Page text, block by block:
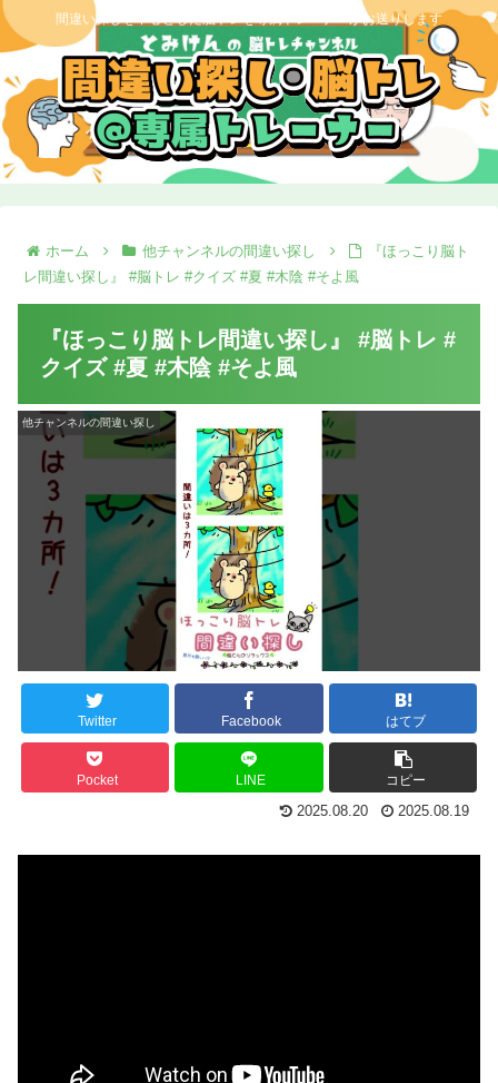
間違い探しを中心とした脳トレを専属トレーナーがお送りします
ホーム 他チャンネルの間違い探し
『ほっこり脳ト
レ間違い探し』 #脳トレ #クイズ #夏 #木陰 #そよ風
『ほっこり脳トレ間違い探し』 #脳トレ #
クイズ #夏 #木陰 #そよ風
他チャンネルの間違い探し
Twitter Facebook はてブ
Pocket LINE コピー
2025.08.20 2025.08.19